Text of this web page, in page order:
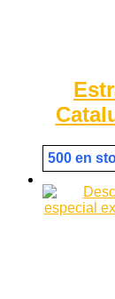
500 en